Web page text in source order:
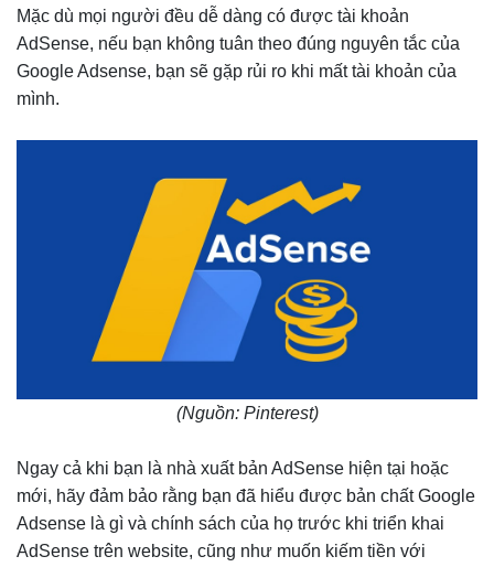
Mặc dù mọi người đều dễ dàng có được tài khoản
AdSense, nếu bạn không tuân theo đúng nguyên tắc của
Google Adsense, bạn sẽ gặp rủi ro khi mất tài khoản của
mình.
(Nguồn: Pinterest)
Ngay cả khi bạn là nhà xuất bản AdSense hiện tại hoặc
mới, hãy đảm bảo rằng bạn đã hiểu được bản chất Google
Adsense là gì và chính sách của họ trước khi triển khai
AdSense trên website, cũng như muốn kiếm tiền với